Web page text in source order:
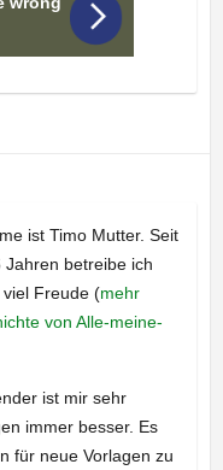
ist Timo Mutter. Seit
Jahren betreibe ich
Freude (mehr
von Alle-meine-
ist mir sehr
immer besser. Es
für neue Vorlagen zu